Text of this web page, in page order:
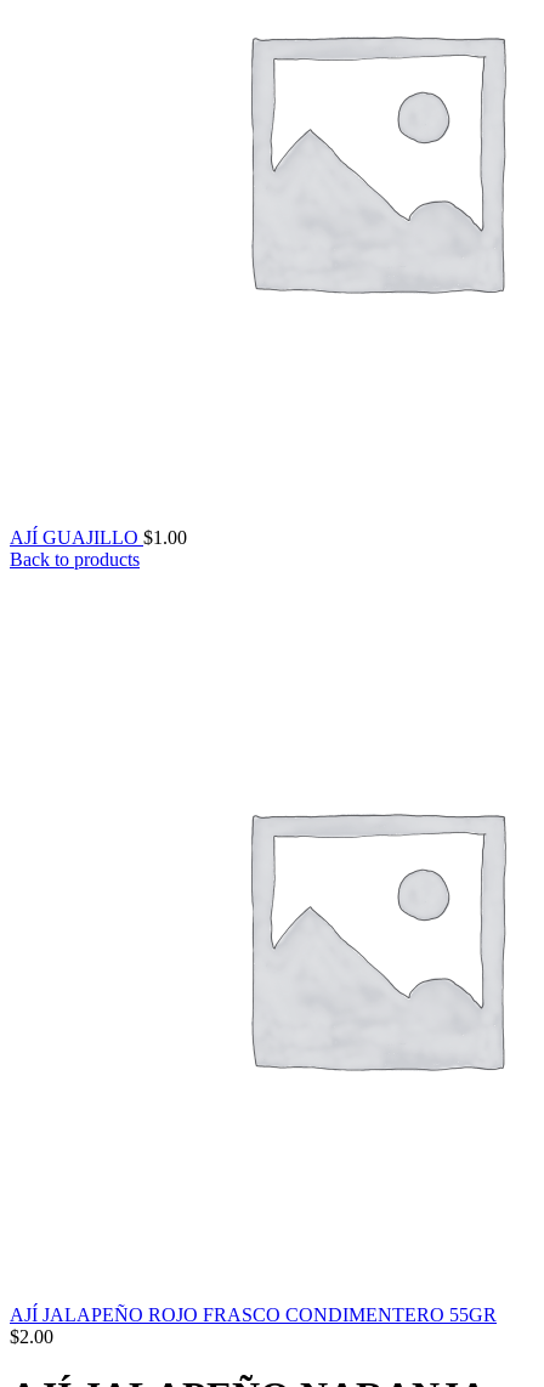
AJÍ GUAJILLO $1.00
Back to products
AJÍ JALAPEÑO ROJO FRASCO CONDIMENTERO 55GR
$2.00